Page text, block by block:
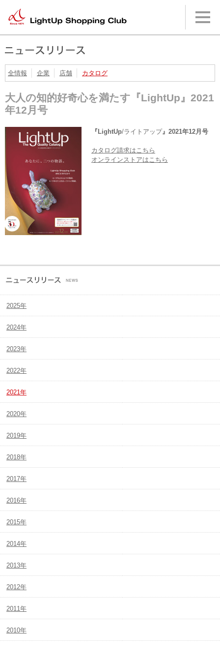
メ
ン
ュ
へ
全情報 企業 店舗 カタログ
大人の知的好奇心を満たす『LightUp』2021
年12月号
『LightUp/ライトアップ』2021年12月号
カタログ請求はこちら
オンラインストアはこちら
2025年
2024年
2023年
2022年
2021年
2020年
2019年
2018年
2017年
2016年
2015年
2014年
2013年
2012年
2011年
2010年